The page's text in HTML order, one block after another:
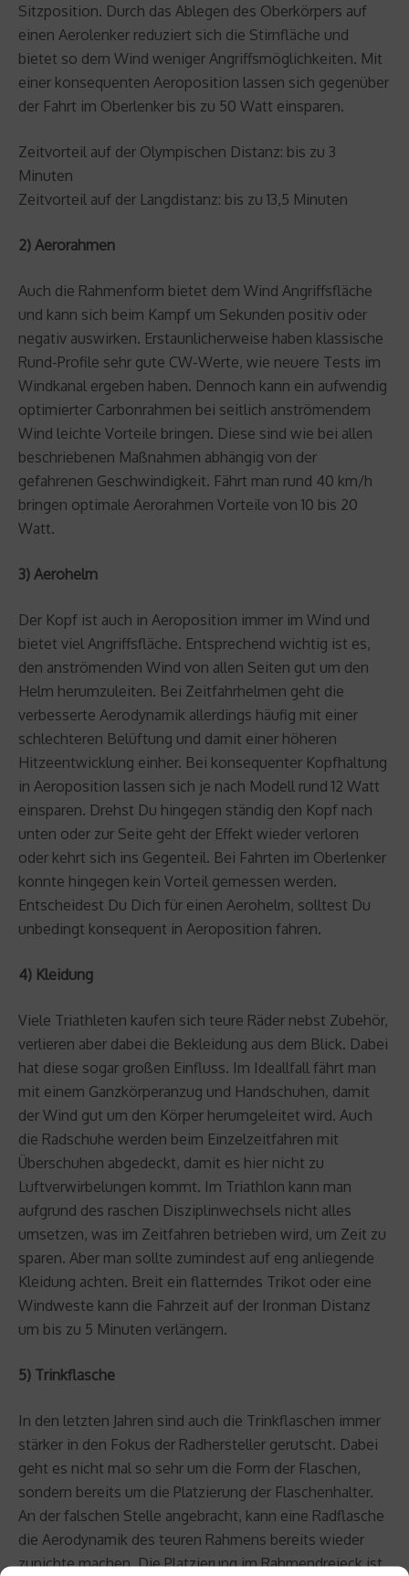
Sitzposition. Durch das Ablegen des Oberkörpers auf
einen Aerolenker reduziert sich die Stirnfläche und
bietet so dem Wind weniger Angriffsmöglichkeiten. Mit
einer konsequenten Aeroposition lassen sich gegenüber
der Fahrt im Oberlenker bis zu 50 Watt einsparen.
Zeitvorteil auf der Olympischen Distanz: bis zu 3
Minuten
Zeitvorteil auf der Langdistanz: bis zu 13,5 Minuten
2) Aerorahmen
Auch die Rahmenform bietet dem Wind Angriffsfläche
und kann sich beim Kampf um Sekunden positiv oder
negativ auswirken. Erstaunlicherweise haben klassische
Rund-Profile sehr gute CW-Werte, wie neuere Tests im
Windkanal ergeben haben. Dennoch kann ein aufwendig
optimierter Carbonrahmen bei seitlich anströmendem
Wind leichte Vorteile bringen. Diese sind wie bei allen
beschriebenen Maßnahmen abhängig von der
gefahrenen Geschwindigkeit. Fährt man rund 40 km/h
bringen optimale Aerorahmen Vorteile von 10 bis 20
Watt.
3) Aerohelm
Der Kopf ist auch in Aeroposition immer im Wind und
bietet viel Angriffsfläche. Entsprechend wichtig ist es,
den anströmenden Wind von allen Seiten gut um den
Helm herumzuleiten. Bei Zeitfahrhelmen geht die
verbesserte Aerodynamik allerdings häufig mit einer
schlechteren Belüftung und damit einer höheren
Hitzeentwicklung einher. Bei konsequenter Kopfhaltung
in Aeroposition lassen sich je nach Modell rund 12 Watt
einsparen. Drehst Du hingegen ständig den Kopf nach
unten oder zur Seite geht der Effekt wieder verloren
oder kehrt sich ins Gegenteil. Bei Fahrten im Oberlenker
konnte hingegen kein Vorteil gemessen werden.
Entscheidest Du Dich für einen Aerohelm, solltest Du
unbedingt konsequent in Aeroposition fahren.
4) Kleidung
Viele Triathleten kaufen sich teure Räder nebst Zubehör,
verlieren aber dabei die Bekleidung aus dem Blick. Dabei
hat diese sogar großen Einfluss. Im Ideallfall fährt man
mit einem Ganzkörperanzug und Handschuhen, damit
der Wind gut um den Körper herumgeleitet wird. Auch
die Radschuhe werden beim Einzelzeitfahren mit
Überschuhen abgedeckt, damit es hier nicht zu
Luftverwirbelungen kommt. Im Triathlon kann man
aufgrund des raschen Disziplinwechsels nicht alles
umsetzen, was im Zeitfahren betrieben wird, um Zeit zu
sparen. Aber man sollte zumindest auf eng anliegende
Kleidung achten. Breit ein flatterndes Trikot oder eine
Windweste kann die Fahrzeit auf der Ironman Distanz
um bis zu 5 Minuten verlängern.
5) Trinkflasche
In den letzten Jahren sind auch die Trinkflaschen immer
stärker in den Fokus der Radhersteller gerutscht. Dabei
geht es nicht mal so sehr um die Form der Flaschen,
sondern bereits um die Platzierung der Flaschenhalter.
An der falschen Stelle angebracht, kann eine Radflasche
die Aerodynamik des teuren Rahmens bereits wieder
zunichte machen. Die Platzierung im Rahmendreieck ist